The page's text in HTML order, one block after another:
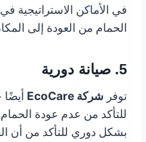
في الأماكن الاستراتيجية
الحمام من العودة إلى
5. صيانة دورية
توفر شركة EcoCare
أيضًا
للتأكد من عدم عودة
بشكل دوري للتأكد من أن